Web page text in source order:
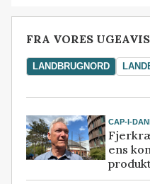
FRA VORES
LANDBRUGNORD
CAP-I-
ens